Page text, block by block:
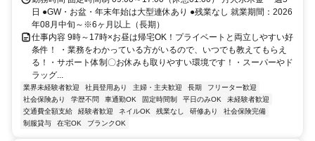
日 ●GW・お盆・年末年始は大型連休あり ●残業なし 就業期間：2026
年08月中旬～※6ヶ月以上（長期）
仕事内容 9時～17時×お昼は帰宅OK！プライベートと両立しやすい好
条件！ ・業務をわかっている方がいるので、いつでも教えてもらえ
る！・サポート体制〇お休みも取りやすい環境です！・スーパーやド
ラッグ...
業界未経験者歓迎 社員登用あり 主婦・主夫歓迎 長期
フリーター歓迎
社会保険あり
学歴不問 車通勤OK 固定時間制 平日のみOK
未経験者歓迎
交通費全額支給
経験者歓迎 ネイルOK 残業なし 研修あり
社会保険完備
制服貸与
在宅OK ブランクOK